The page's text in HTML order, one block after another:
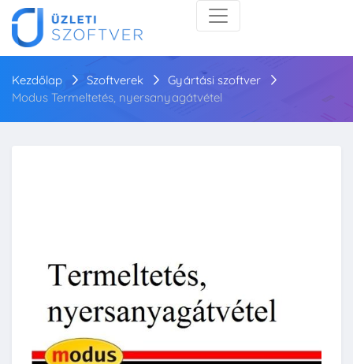
Kezdőlap Szoftverek
Gyártási szoftver
Modus Termeltetés, nyersanyagátvétel